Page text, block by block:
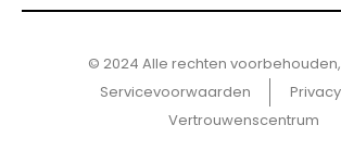
© 2024 Alle rechten
Servicevoorwaarden
Vertrouwenscentrum